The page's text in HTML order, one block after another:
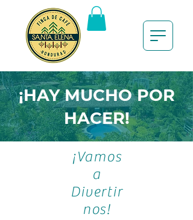
¡HAY MUCHO POR
HACER!
¡Vamos
a
Divertir
nos!